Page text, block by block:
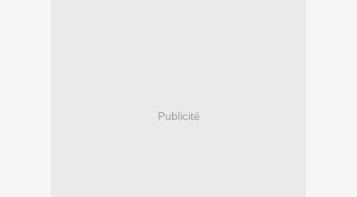
Publicité